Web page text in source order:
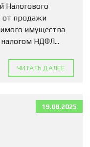
Налогового
от продажи
имущества
НДФЛ...
ЧИТАТЬ ДАЛЕЕ
19.08.2025